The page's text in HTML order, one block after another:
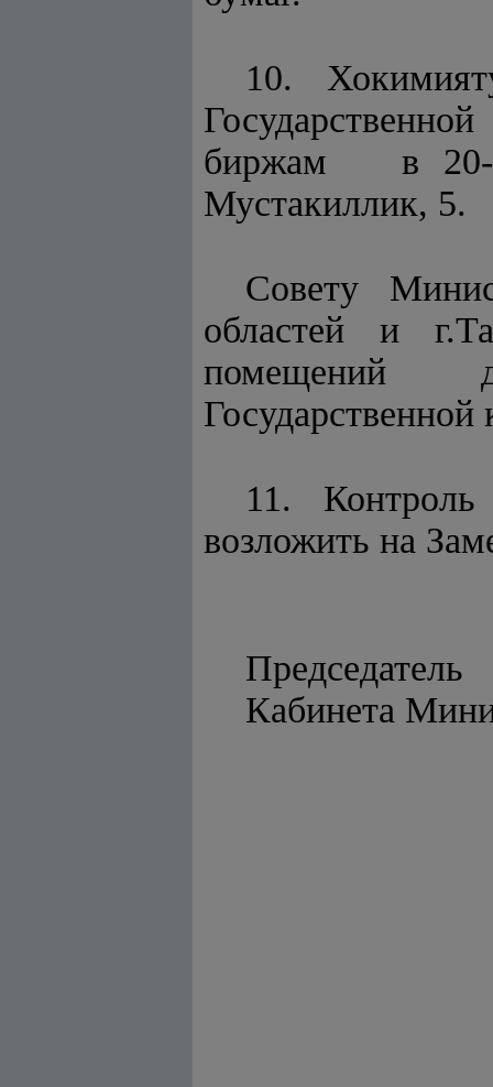
10.
биржам в 20-
Мустакиллик, 5.
Совету
областей и
помещений
Государственной
11.
возложить на
Председатель
Кабинета